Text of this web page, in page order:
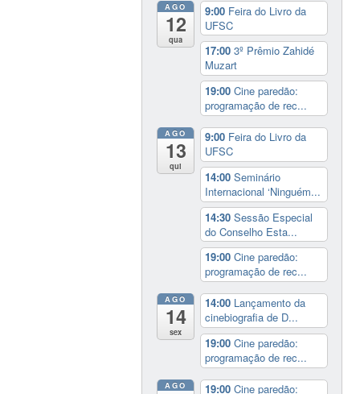
AGO
12
qua
9:00 Feira do Livro da
UFSC
17:003º Prêmio Zahidé
Muzart
19:00Cine paredão:
programação de rec...
AGO
13
qui
9:00 Feira do Livro da
UFSC
14:00Seminário
Internacional ‘Ninguém...
14:30Sessão Especial
do Conselho Esta...
19:00Cine paredão:
programação de rec...
AGO
14
sex
14:00 Lançamento da
cinebiografia de D...
19:00Cine paredão:
programação de rec...
AGO 19:00Cine paredão: